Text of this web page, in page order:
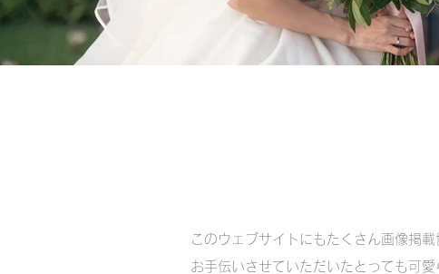
このウェブサイトにもたくさん画像掲
お手伝いさせていただいたとっても可